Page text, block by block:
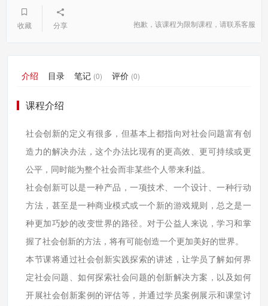
收藏 分享 抱歉，该课程为限制课程，请联系客服
介绍 目录 笔记 (0) 评价 (0)
课程介绍
社会创新的定义有很多，但基本上都指向对社会问题富有创
造力的解决办法，这个办法比现有的更高效、更可持续或更
公平，同时能为整个社会而非某些个人带来利益。
社会创新可以是一种产品，一项技术、一个设计、一种行动
方法，甚至是一种商业模式或一个新的游戏规则，总之是一
种更加巧妙的改变世界的路径。对于公益人来说，学习和掌
握了社会创新的方法，将有可能创造一个更加美好的世界。
本节课将通过社会创新实践探索的讲述，让学员了解如何界
定社会问题、如何探索社会问题的创新解决方案，以及如何
开展社会创新案例的评估等，并通过学员案例展示和课堂讨